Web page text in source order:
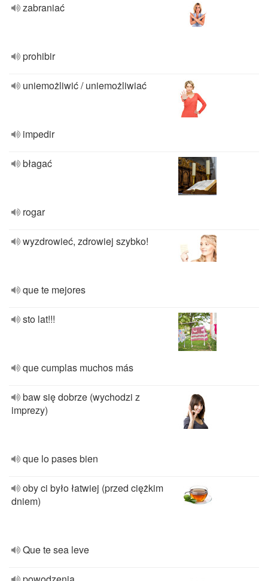
zabraniać
prohibir
uniemożliwić / uniemożliwiać
impedir
błagać
rogar
wyzdrowieć, zdrowiej szybko!
que te mejores
sto lat!!!
que cumplas muchos más
baw się dobrze (wychodzi z
imprezy)
que lo pases bien
oby ci było łatwiej (przed ciężkim
dniem)
Que te sea leve